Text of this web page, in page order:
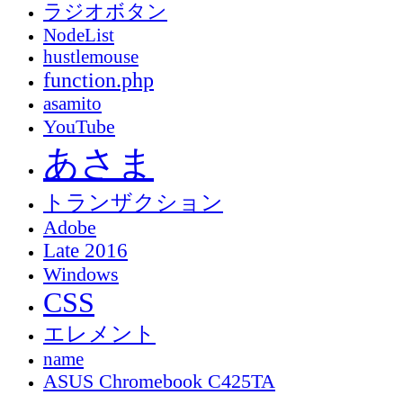
ラジオボタン
NodeList
hustlemouse
function.php
asamito
YouTube
あさま
トランザクション
Adobe
Late 2016
Windows
CSS
エレメント
name
ASUS Chromebook C425TA